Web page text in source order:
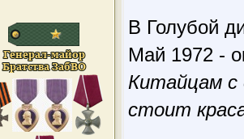
В Голубой
Май 1972 -
Китайцам с
стоит